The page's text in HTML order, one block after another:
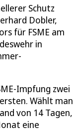
Schutz
Dobler,
für FSME am
in
Impfung zwei
Wählt man
von 14 Tagen,
eine